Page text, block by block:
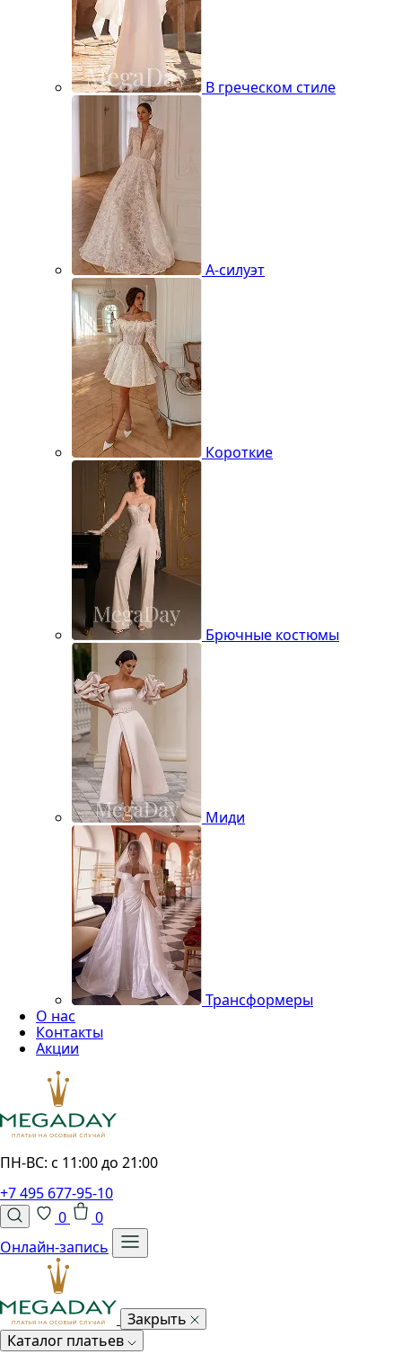
В греческом стиле
А-силуэт
Короткие
Брючные костюмы
Миди
Трансформеры
О нас
Контакты
Акции
ПН-ВС: с 11:00 до 21:00
+7 495 677-95-10
0
0
Онлайн-запись
Закрыть
Каталог платьев